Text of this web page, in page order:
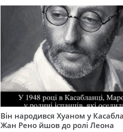
Він народився Хуаном у
Жан Рено йшов до ролі Леона